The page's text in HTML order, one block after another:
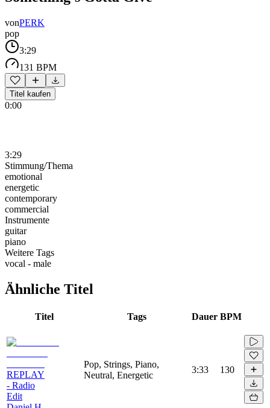
vonPERK
pop
3:29
131 BPM
Titel kaufen
0:00
3:29
Stimmung/Thema
emotional
energetic
contemporary
commercial
Instrumente
guitar
piano
Weitere Tags
vocal - male
Ähnliche Titel
Titel Tags Dauer BPM
REPLAY
- Radio
Edit
Pop, Strings, Piano,
Neutral, Energetic
3:33 130